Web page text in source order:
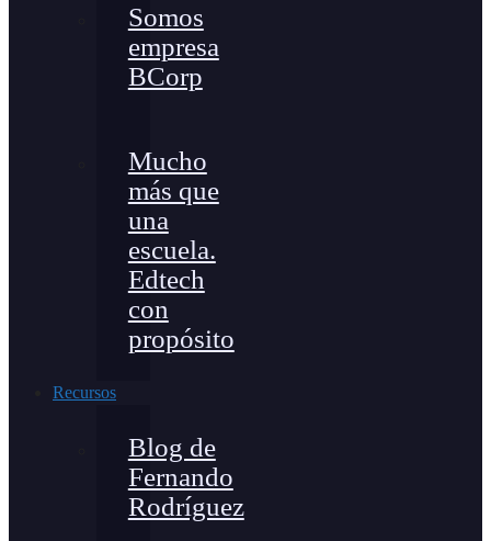
Somos
empresa
BCorp
Mucho
más que
una
escuela.
Edtech
con
propósito
Recursos
Blog de
Fernando
Rodríguez